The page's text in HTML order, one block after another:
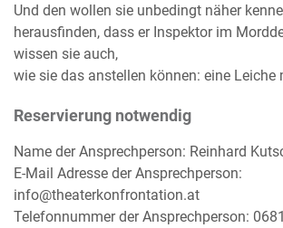
Und den wollen sie unbedingt näher
herausfinden, dass er Inspektor im
wissen sie auch,
wie sie das anstellen können: eine Leiche
Reservierung notwendig
Name der Ansprechperson: Reinhard
E-Mail Adresse der Ansprechperson:
info@theaterkonfrontation.at
Telefonnummer der Ansprechperson: